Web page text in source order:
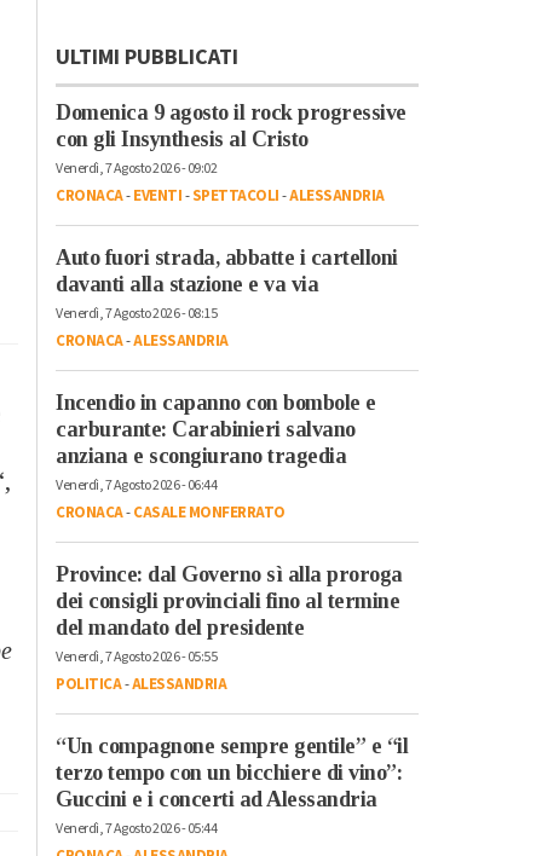
ULTIMI PUBBLICATI
Domenica 9 agosto il rock progressive
con gli Insynthesis al Cristo
Venerdì, 7 Agosto 2026 - 09:02
CRONACA-EVENTI-SPETTACOLI-ALESSANDRIA
Auto fuori strada, abbatte i cartelloni
davanti alla stazione e va via
Venerdì, 7 Agosto 2026 - 08:15
CRONACA-ALESSANDRIA
Incendio in capanno con bombole e
carburante: Carabinieri salvano
anziana e scongiurano tragedia
Venerdì, 7 Agosto 2026 - 06:44
CRONACA-CASALE MONFERRATO
Province: dal Governo sì alla proroga
dei consigli provinciali fino al termine
del mandato del presidente
Venerdì, 7 Agosto 2026 - 05:55
POLITICA-ALESSANDRIA
“Un compagnone sempre gentile” e “il
terzo tempo con un bicchiere di vino”:
Guccini e i concerti ad Alessandria
Venerdì, 7 Agosto 2026 - 05:44